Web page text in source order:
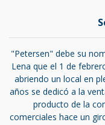
"Petersen" debe su
Lena que el 1 de
abriendo un local en
años se dedicó a la
producto de la
comerciales hace un